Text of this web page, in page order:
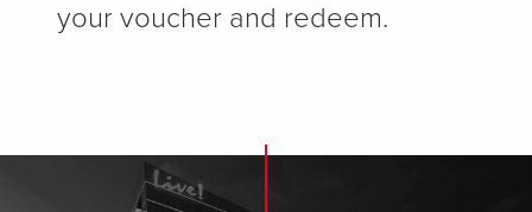
your voucher and redeem.